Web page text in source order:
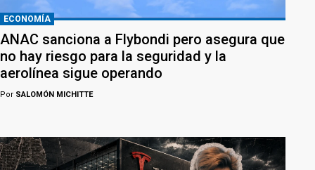
ECONOMÍA
ANAC sanciona a Flybondi pero asegura que
no hay riesgo para la seguridad y la
aerolínea sigue operando
Por SALOMÓN MICHITTE